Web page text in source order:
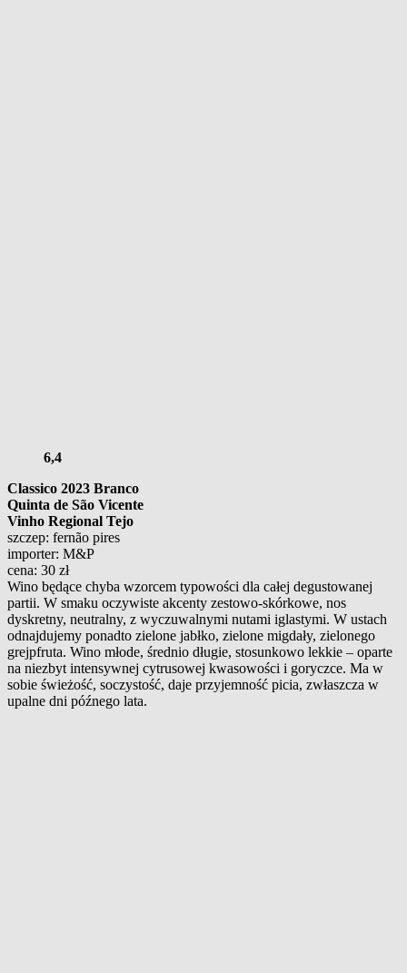
6,4
Classico 2023 Branco
Quinta de São Vicente
Vinho Regional Tejo
szczep: fernão pires
importer: M&P
cena: 30 zł
Wino będące chyba wzorcem typowości dla całej degustowanej
partii. W smaku oczywiste akcenty zestowo-skórkowe, nos
dyskretny, neutralny, z wyczuwalnymi nutami iglastymi. W ustach
odnajdujemy ponadto zielone jabłko, zielone migdały, zielonego
grejpfruta. Wino młode, średnio długie, stosunkowo lekkie – oparte
na niezbyt intensywnej cytrusowej kwasowości i goryczce. Ma w
sobie świeżość, soczystość, daje przyjemność picia, zwłaszcza w
upalne dni późnego lata.